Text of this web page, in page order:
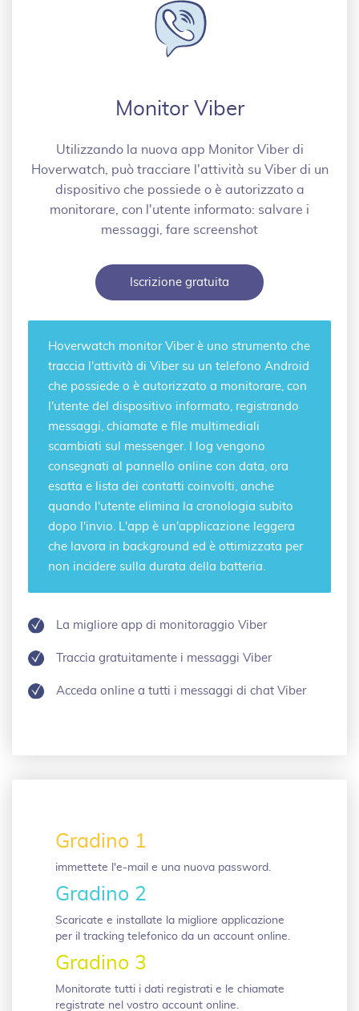
Monitor Viber
Utilizzando la nuova app Monitor Viber di
Hoverwatch, può tracciare l'attività su Viber di un
dispositivo che possiede o è autorizzato a
monitorare, con l'utente informato: salvare i
messaggi, fare screenshot
Iscrizione gratuita
Hoverwatch monitor Viberè uno strumento che
traccia l'attività di Viber su un telefono Android
che possiede o è autorizzato a monitorare, con
l'utente del dispositivo informato, registrando
messaggi, chiamate e file multimediali
scambiati sul messenger. I log vengono
consegnati al pannello online con data, ora
esatta e lista dei contatti coinvolti, anche
quando l'utente elimina la cronologia subito
dopo l'invio. L'app è un'applicazione leggera
che lavora in background ed è ottimizzata per
non incidere sulla durata della batteria.
La migliore app di monitoraggio Viber
Traccia gratuitamente i messaggi Viber
Acceda online a tutti i messaggi di chat Viber
Gradino 1
immettete l'e-mail e una nuova password.
Gradino 2
Scaricate e installate la migliore applicazione
per il tracking telefonico da un account online.
Gradino 3
Monitorate tutti i dati registrati e le chiamate
registrate nel vostro account online.